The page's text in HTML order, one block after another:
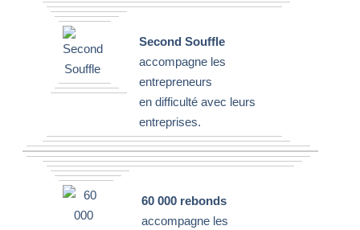
Second Souffle
accompagne les
entrepreneurs
en difficulté avec leurs
entreprises.
60 000 rebonds
accompagne les